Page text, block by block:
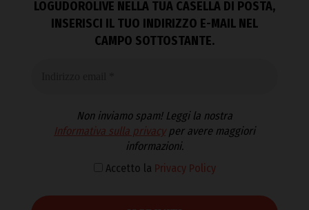
LOGUDOROLIVE NELLA TUA CASELLA DI POSTA,
INSERISCI IL TUO INDIRIZZO E-MAIL NEL
CAMPO SOTTOSTANTE.
Non inviamo spam! Leggi la nostra
Informativa sulla privacyper avere maggiori
informazioni.
Accetto la Privacy Policy